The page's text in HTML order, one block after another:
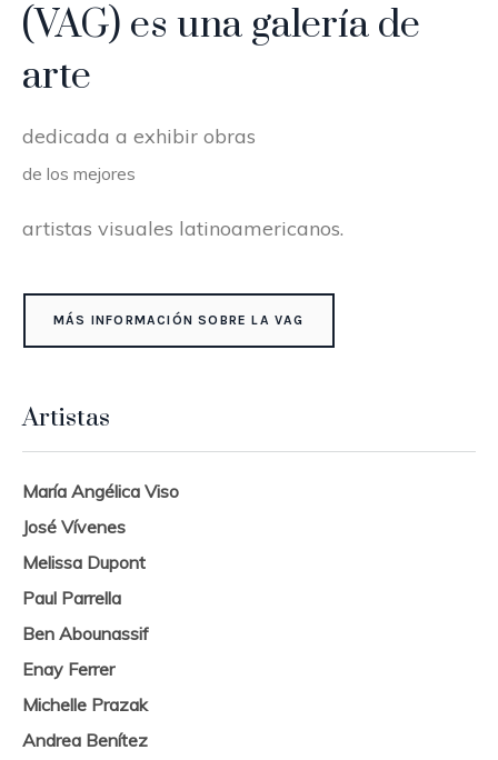
(VAG) es una galería de
arte
dedicada a exhibir obras
de los mejores
artistas visuales latinoamericanos.
MÁS INFORMACIÓN SOBRE LA VAG
Artistas
María Angélica Viso
José Vívenes
Melissa Dupont
Paul Parrella
Ben Abounassif
Enay Ferrer
Michelle Prazak
Andrea Benítez